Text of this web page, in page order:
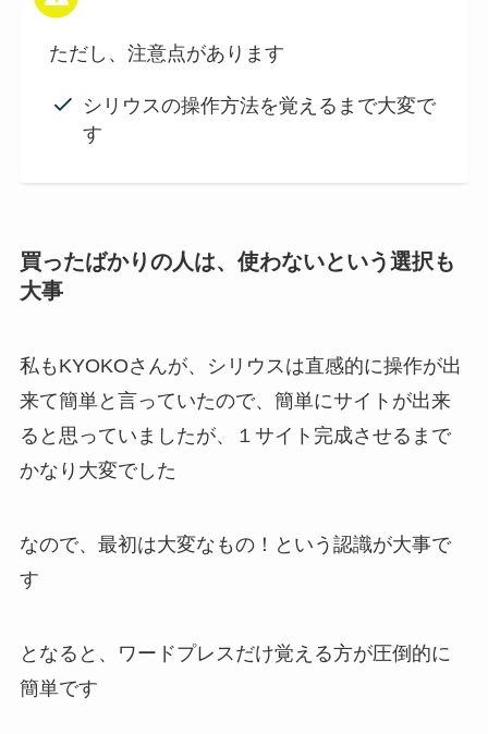
ただし、注意点があります
シリウスの操作方法を覚えるまで大変で
す
買ったばかりの人は、使わないという選択も
大事
私もKYOKOさんが、シリウスは直感的に操作が出
来て簡単と言っていたので、簡単にサイトが出来
ると思っていましたが、１サイト完成させるまで
かなり大変でした
なので、最初は大変なもの！という認識が大事で
す
となると、ワードプレスだけ覚える方が圧倒的に
簡単です